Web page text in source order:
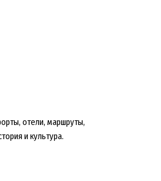
отели, маршруты,
и культура.